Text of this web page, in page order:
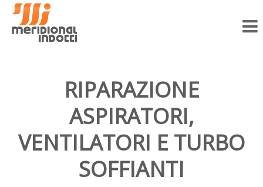
RIPARAZIONE
ASPIRATORI,
VENTILATORI E TURBO
SOFFIANTI
Assistenza